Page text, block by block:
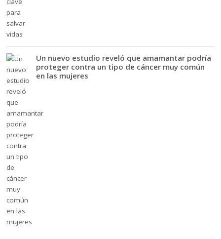
Un nuevo estudio reveló que amamantar podría
proteger contra un tipo de cáncer muy común
en las mujeres